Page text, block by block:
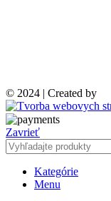
© 2024 | Created by
Zavrieť
Kategórie
Menu